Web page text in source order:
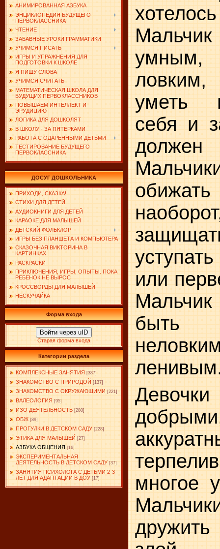
АНИМИРОВАННАЯ АЗБУКА
ЭНЦИКЛОПЕДИЯ БУДУЩЕГО
ПЕРВОКЛАССНИКА
ЧТЕНИЕ
ЗАБАВНЫЕ УРОКИ ГРАММАТИКИ
УЧИМСЯ ПИСАТЬ
ИГРЫ И УПРАЖНЕНИЯ ДЛЯ
ПОДГОТОВКИ К ШКОЛЕ
Я ПИШУ СЛОВА
УЧИМСЯ СЧИТАТЬ
МАТЕМАТИЧЕСКАЯ ШКОЛА ДЛЯ
БУДУЩИХ ПЕРВОКЛАССНИКОВ
ПОВЫШАЕМ ИНТЕЛЛЕКТ И
ЭРУДИЦИЮ
ЛОГИКА ДЛЯ ДОШКОЛЯТ
В ШКОЛУ - ЗА ПЯТЕРКАМИ
РАБОТА С ОДАРЕННЫМИ ДЕТЬМИ
ТЕСТИРОВАНИЕ БУДУЩЕГО
ПЕРВОКЛАССНИКА
ДОСУГ ДОШКОЛЬНИКА
ПРИХОДИ, СКАЗКА!
СТИХИ ДЛЯ ДЕТЕЙ
АУДИОКНИГИ ДЛЯ ДЕТЕЙ
КАРАОКЕ ДЛЯ МАЛЫШЕЙ
ДЕТСКИЙ ФОЛЬКЛОР
ИГРЫ БЕЗ ПЛАНШЕТА И КОМПЬЮТЕРА
СКАЗОЧНАЯ ВИКТОРИНА В
КАРТИНКАХ
РАСКРАСКИ
ПРИКЛЮЧЕНИЯ, ИГРЫ, ОПЫТЫ. ПОКА
РЕБЕНОК НЕ ВЫРОС
КРОССВОРДЫ ДЛЯ МАЛЫШЕЙ
НЕСКУЧАЙКА
Форма входа
Войти через uID
Старая форма входа
Категории раздела
КОМПЛЕКСНЫЕ ЗАНЯТИЯ [387]
ЗНАКОМСТВО С ПРИРОДОЙ [137]
ЗНАКОМСТВО С ОКРУЖАЮЩИМИ [221]
ВАЛЕОЛОГИЯ [95]
ИЗО ДЕЯТЕЛЬНОСТЬ [280]
ОБЖ [89]
ПРОГУЛКИ В ДЕТСКОМ САДУ [228]
ЭТИКА ДЛЯ МАЛЫШЕЙ [27]
АЗБУКА ОБЩЕНИЯ [16]
ЭКСПЕРИМЕНТАЛЬНАЯ
ДЕЯТЕЛЬНОСТЬ В ДЕТСКОМ САДУ [37]
ЗАНЯТИЯ ПСИХОЛОГА С ДЕТЬМИ 2-3
ЛЕТ ДЛЯ АДАПТАЦИИ В ДОУ [17]
уметь
себя и
должен
или
быть
многое